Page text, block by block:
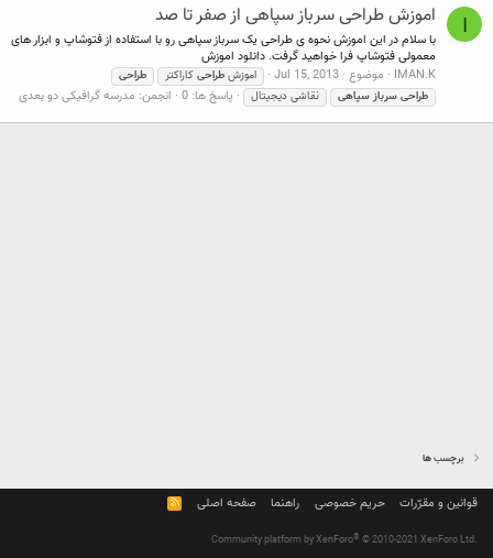
I اموزش طراحی سرباز سپاهی از صفر تا صد
با سلام در این اموزش نحوه ی طراحی یک سرباز سپاهی رو با استفاده از فتوشاپ و ابزار های
معمولی فتوشاپ فرا خواهید گرفت. دانلود اموزش
IMAN.K
موضوع Jul 15, 2013 اموزش طراحی کاراکتر
طراحی
طراحی سرباز سپاهی نقاشی دیجیتال پاسخ ها: 0 انجمن: مدرسه گرافیکی دو بعدی
برچسب ها
قوانین و مقرّرات حریم خصوصی راهنما صفحه اصلی
R
S
Community platform by XenForo® © 2010-2021 XenForo Ltd.